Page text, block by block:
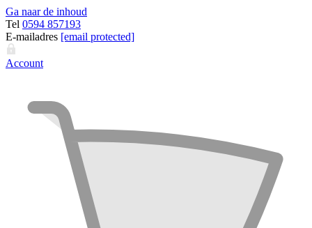
Ga naar de inhoud
Tel 0594 857193
E-mailadres [email protected]
Account